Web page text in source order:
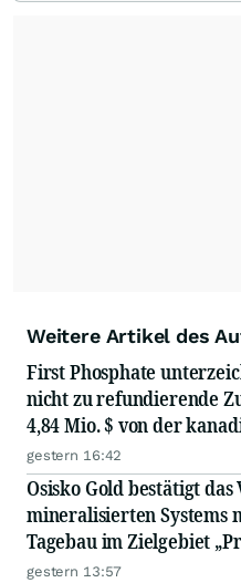
Weitere Artikel des
First Phosphate
nicht zu refundierende
4,84 Mio. $ von der
Straßeninfrastruktur und
gestern 16:42
Osisko Gold bestätigt
mineralisierten Systems
Tagebau im Zielgebiet
regionalen Grundstück
gestern 13:57